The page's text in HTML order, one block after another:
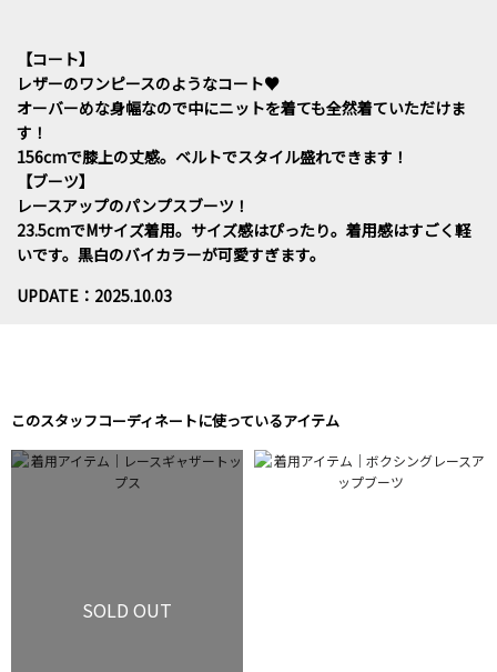
【コート】
レザーのワンピースのようなコート♥
オーバーめな身幅なので中にニットを着ても全然着ていただけま
す！
156cmで膝上の丈感。ベルトでスタイル盛れできます！
【ブーツ】
レースアップのパンプスブーツ！
23.5cmでMサイズ着用。サイズ感はぴったり。着用感はすごく軽
いです。黒白のバイカラーが可愛すぎます。
UPDATE：2025.10.03
このスタッフコーディネートに使っているアイテム
SOLD OUT